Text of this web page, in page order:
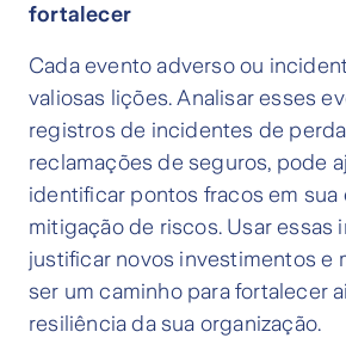
fortalecer
Cada evento adverso ou
valiosas lições. Analisar esses
registros de incidentes de
reclamações de seguros, pode
identificar pontos fracos em sua
mitigação de riscos. Usar essas
justificar novos investimentos e
ser um caminho para fortalecer
resiliência da sua organização.